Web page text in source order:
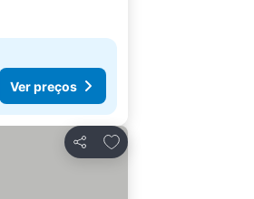
Ver preços
Partilhar
Adicionar aos favoritos